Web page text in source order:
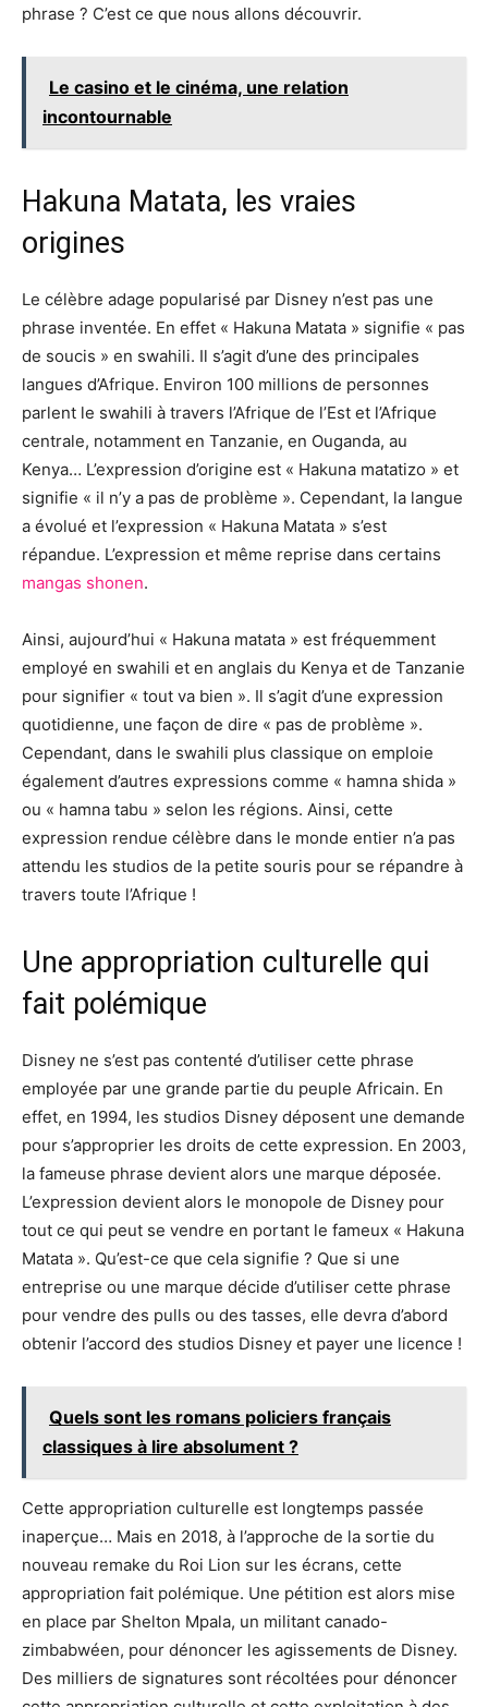
phrase ? C’est ce que nous allons découvrir.
Le casino et le cinéma, une relation
incontournable
Hakuna Matata, les vraies
origines
Le célèbre adage popularisé par Disney n’est pas une
phrase inventée. En effet « Hakuna Matata » signifie « pas
de soucis » en swahili. Il s’agit d’une des principales
langues d’Afrique. Environ 100 millions de personnes
parlent le swahili à travers l’Afrique de l’Est et l’Afrique
centrale, notamment en Tanzanie, en Ouganda, au
Kenya… L’expression d’origine est « Hakuna matatizo » et
signifie « il n’y a pas de problème ». Cependant, la langue
a évolué et l’expression « Hakuna Matata » s’est
répandue. L’expression et même reprise dans certains
mangas shonen.
Ainsi, aujourd’hui « Hakuna matata » est fréquemment
employé en swahili et en anglais du Kenya et de Tanzanie
pour signifier « tout va bien ». Il s’agit d’une expression
quotidienne, une façon de dire « pas de problème ».
Cependant, dans le swahili plus classique on emploie
également d’autres expressions comme « hamna shida »
ou « hamna tabu » selon les régions. Ainsi, cette
expression rendue célèbre dans le monde entier n’a pas
attendu les studios de la petite souris pour se répandre à
travers toute l’Afrique !
Une appropriation culturelle qui
fait polémique
Disney ne s’est pas contenté d’utiliser cette phrase
employée par une grande partie du peuple Africain. En
effet, en 1994, les studios Disney déposent une demande
pour s’approprier les droits de cette expression. En 2003,
la fameuse phrase devient alors une marque déposée.
L’expression devient alors le monopole de Disney pour
tout ce qui peut se vendre en portant le fameux « Hakuna
Matata ». Qu’est-ce que cela signifie ? Que si une
entreprise ou une marque décide d’utiliser cette phrase
pour vendre des pulls ou des tasses, elle devra d’abord
obtenir l’accord des studios Disney et payer une licence !
Quels sont les romans policiers français
classiques à lire absolument ?
Cette appropriation culturelle est longtemps passée
inaperçue… Mais en 2018, à l’approche de la sortie du
nouveau remake du Roi Lion sur les écrans, cette
appropriation fait polémique. Une pétition est alors mise
en place par Shelton Mpala, un militant canado-
zimbabwéen, pour dénoncer les agissements de Disney.
Des milliers de signatures sont récoltées pour dénoncer